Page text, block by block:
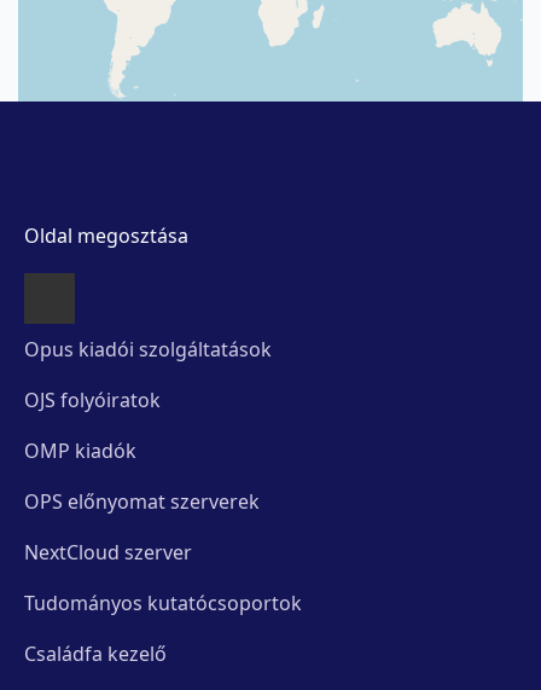
Oldal megosztása
Opus kiadói szolgáltatások
OJS folyóiratok
OMP kiadók
OPS előnyomat szerverek
NextCloud szerver
Tudományos kutatócsoportok
Családfa kezelő